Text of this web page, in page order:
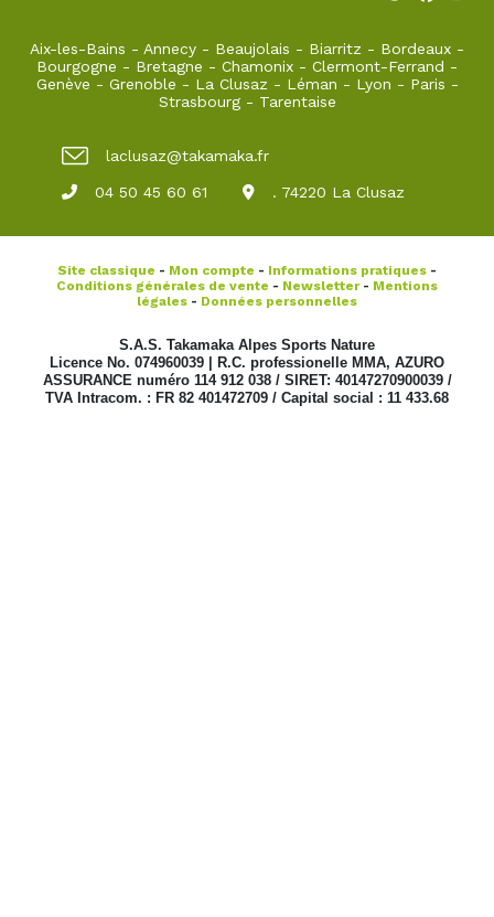
Aix-les-Bains - Annecy - Beaujolais - Biarritz - Bordeaux -
Bourgogne - Bretagne - Chamonix - Clermont-Ferrand -
Genève - Grenoble - La Clusaz - Léman - Lyon - Paris -
Strasbourg- Tarentaise
laclusaz@takamaka.fr
04 50 45 60 61 . 74220 La Clusaz
Site classique - Mon compte - Informations pratiques -
Conditions générales de vente - Newsletter- Mentions
légales - Données personnelles
S.A.S. Takamaka Alpes Sports Nature
Licence No. 074960039 | R.C. professionelle MMA, AZURO
ASSURANCE numéro 114 912 038 / SIRET: 40147270900039 /
TVA Intracom. : FR 82 401472709 / Capital social : 11 433.68